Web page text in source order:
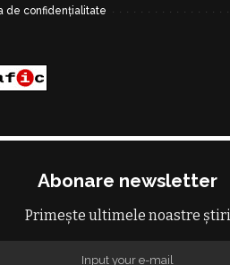
de confidențialitate
Abonare newsletter
Primește ultimele noastre știri